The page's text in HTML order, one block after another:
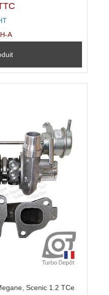
A
Scenic 1.2 TCe